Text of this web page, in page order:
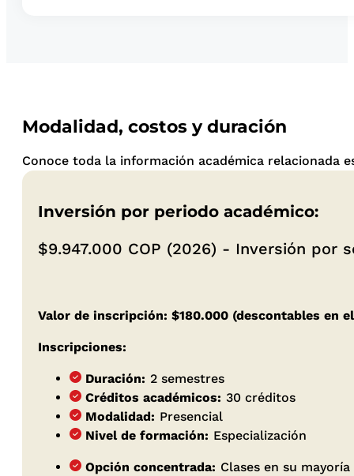
Modalidad, costos y duración
Conoce toda la información académica relacionada
Inversión por periodo académico:
$9.947.000 COP (2026) - Inversión por
Valor de inscripción: $180.000 (descontables en
Inscripciones:
Duración: 2 semestres
Créditos académicos: 30 créditos
Modalidad: Presencial
Nivel de formación: Especialización
Opción concentrada: Clases en su